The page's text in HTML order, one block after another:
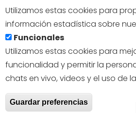
Utilizamos estas cookies para
información estadística sobre
Funcionales
Utilizamos estas cookies para
funcionalidad y permitir la
chats en vivo, videos y el uso de
Guardar preferencias
Aviso legal |
Portal de la Concejalía de Turismo
Municipal de Turismo de
Todos los derechos